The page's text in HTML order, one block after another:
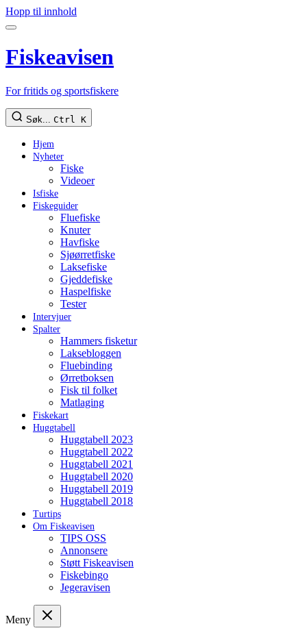
Hopp til innhold
Fiskeavisen
For fritids og sportsfiskere
Søk... Ctrl K
Hjem
Nyheter
Fiske
Videoer
Isfiske
Fiskeguider
Fluefiske
Knuter
Havfiske
Sjøørretfiske
Laksefiske
Gjeddefiske
Haspelfiske
Tester
Intervjuer
Spalter
Hammers fisketur
Laksebloggen
Fluebinding
Ørretboksen
Fisk til folket
Matlaging
Fiskekart
Huggtabell
Huggtabell 2023
Huggtabell 2022
Huggtabell 2021
Huggtabell 2020
Huggtabell 2019
Huggtabell 2018
Turtips
Om Fiskeavisen
TIPS OSS
Annonsere
Støtt Fiskeavisen
Fiskebingo
Jegeravisen
Meny